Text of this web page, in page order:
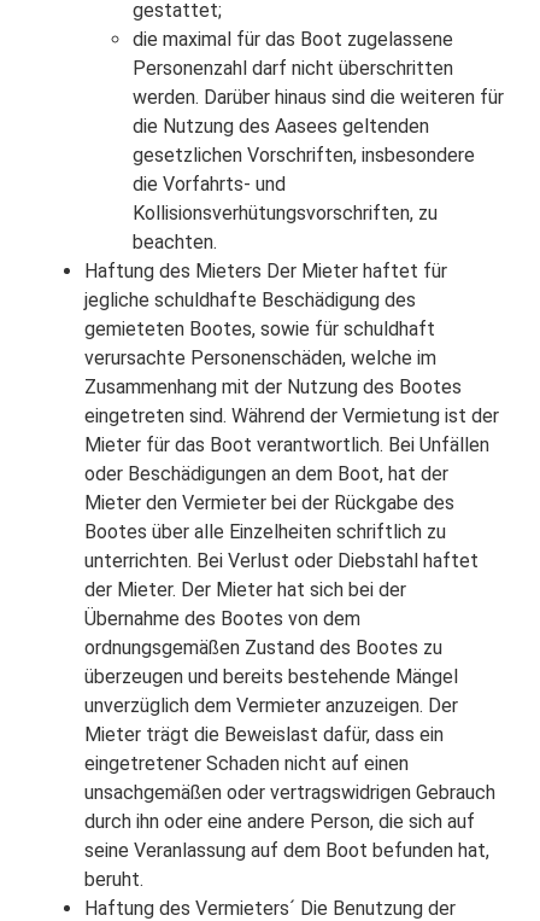
gestattet;
die maximal für das Boot zugelassene
Personenzahl darf nicht überschritten
werden. Darüber hinaus sind die weiteren für
die Nutzung des Aasees geltenden
gesetzlichen Vorschriften, insbesondere
die Vorfahrts- und
Kollisionsverhütungsvorschriften, zu
beachten.
Haftung des Mieters Der Mieter haftet für
jegliche schuldhafte Beschädigung des
gemieteten Bootes, sowie für schuldhaft
verursachte Personenschäden, welche im
Zusammenhang mit der Nutzung des Bootes
eingetreten sind. Während der Vermietung ist der
Mieter für das Boot verantwortlich. Bei Unfällen
oder Beschädigungen an dem Boot, hat der
Mieter den Vermieter bei der Rückgabe des
Bootes über alle Einzelheiten schriftlich zu
unterrichten. Bei Verlust oder Diebstahl haftet
der Mieter. Der Mieter hat sich bei der
Übernahme des Bootes von dem
ordnungsgemäßen Zustand des Bootes zu
überzeugen und bereits bestehende Mängel
unverzüglich dem Vermieter anzuzeigen. Der
Mieter trägt die Beweislast dafür, dass ein
eingetretener Schaden nicht auf einen
unsachgemäßen oder vertragswidrigen Gebrauch
durch ihn oder eine andere Person, die sich auf
seine Veranlassung auf dem Boot befunden hat,
beruht.
Haftung des Vermieters´ Die Benutzung der